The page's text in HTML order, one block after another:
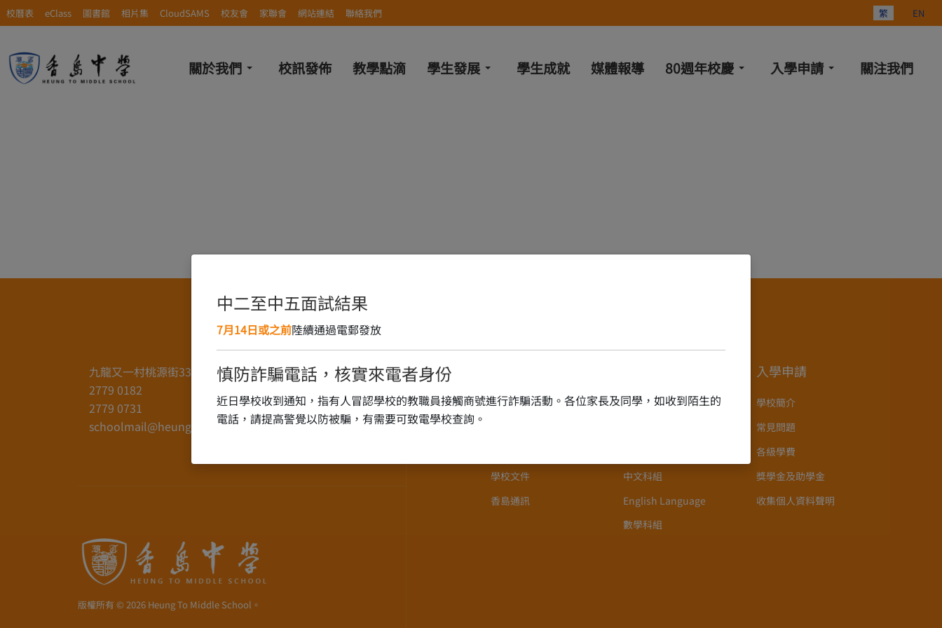
校曆表 eClass 圖書館 相片集 CloudSAMS 校友會 家聯會 網站連結 聯絡我們 選擇你的語言
繁 EN
關於我們 校訊發佈 教學點滴 學生發展 學生成就 媒體報導 80週年校慶 入學申請 關注我們
中二至中五面試結果
7月14日或之前陸續通過電郵發放
慎防詐騙電話，核實來電者身份
近日學校收到通知，指有人冒認學校的教職員接觸商號進行詐騙活動。各位家長及同學，如收到陌生的
電話，請提高警覺以防被騙，有需要可致電學校查詢。
九龍又一村桃源街33號
2779 0182
2779 0731
schoolmail@heungto.edu.hk
版權所有 © 2026 Heung To Middle School。
學校歷史
學校文件
香島通訊
語言政策
中文科組
English Language
數學科組
入學申請
學校簡介
常見問題
各級學費
獎學金及助學金
收集個人資料聲明